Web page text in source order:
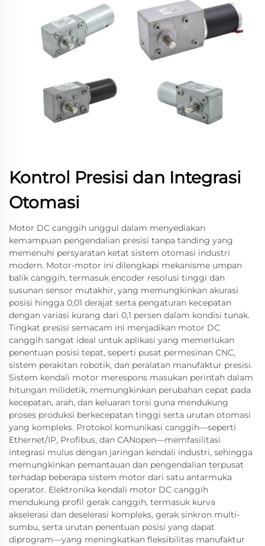
Kontrol Presisi dan Integrasi
Otomasi
Motor DC canggih unggul dalam menyediakan
kemampuan pengendalian presisi tanpa tanding yang
memenuhi persyaratan ketat sistem otomasi industri
modern. Motor-motor ini dilengkapi mekanisme umpan
balik canggih, termasuk encoder resolusi tinggi dan
susunan sensor mutakhir, yang memungkinkan akurasi
posisi hingga 0,01 derajat serta pengaturan kecepatan
dengan variasi kurang dari 0,1 persen dalam kondisi tunak.
Tingkat presisi semacam ini menjadikan motor DC
canggih sangat ideal untuk aplikasi yang memerlukan
penentuan posisi tepat, seperti pusat permesinan CNC,
sistem perakitan robotik, dan peralatan manufaktur presisi.
Sistem kendali motor merespons masukan perintah dalam
hitungan milidetik, memungkinkan perubahan cepat pada
kecepatan, arah, dan keluaran torsi guna mendukung
proses produksi berkecepatan tinggi serta urutan otomasi
yang kompleks. Protokol komunikasi canggih—seperti
Ethernet/IP, Profibus, dan CANopen—memfasilitasi
integrasi mulus dengan jaringan kendali industri, sehingga
memungkinkan pemantauan dan pengendalian terpusat
terhadap beberapa sistem motor dari satu antarmuka
operator. Elektronika kendali motor DC canggih
mendukung profil gerak canggih, termasuk kurva
akselerasi dan deselerasi kompleks, gerak sinkron multi-
sumbu, serta urutan penentuan posisi yang dapat
diprogram—yang meningkatkan fleksibilitas manufaktur